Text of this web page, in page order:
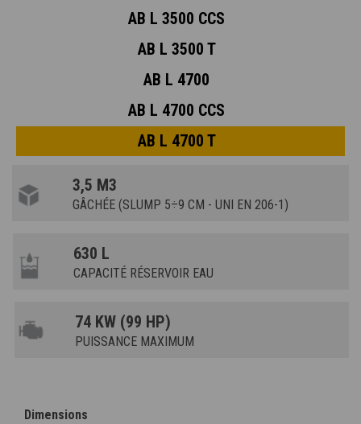
AB L 3500 CCS
AB L 3500 T
AB L 4700
AB L 4700 CCS
AB L 4700 T
3,5 M3
GÂCHÉE (SLUMP 5÷9 CM - UNI EN 206-1)
630 L
CAPACITÉ RÉSERVOIR EAU
74 KW (99 HP)
PUISSANCE MAXIMUM
Dimensions